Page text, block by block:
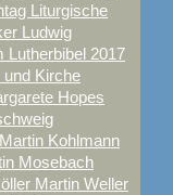
Liturgische
Ludwig
Lutherbibel 2017
und Kirche
Hopes
Martin Kohlmann
Mosebach
Martin Weller